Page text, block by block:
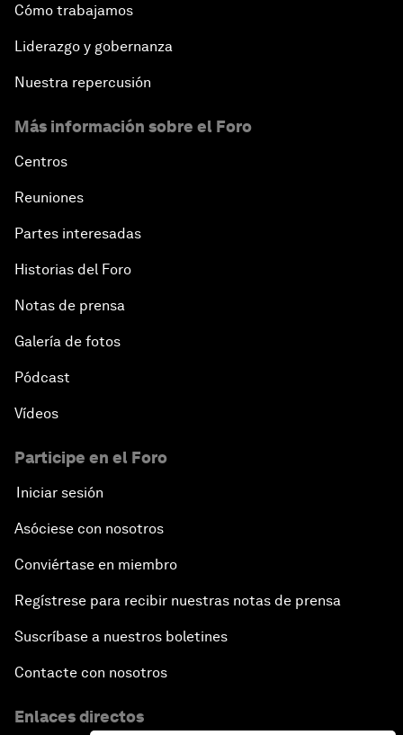
Cómo trabajamos
Liderazgo y gobernanza
Nuestra repercusión
Más información sobre el Foro
Centros
Reuniones
Partes interesadas
Historias del Foro
Notas de prensa
Galería de fotos
Pódcast
Vídeos
Participe en el Foro
Iniciar sesión
Asóciese con nosotros
Conviértase en miembro
Regístrese para recibir nuestras notas de prensa
Suscríbase a nuestros boletines
Contacte con nosotros
Enlaces directos